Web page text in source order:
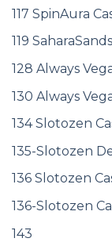
117 SpinAura
119
128 Always
130 Always
134 Slotozen
135-Slotozen
136 Slotozen
136-Slotozen
143